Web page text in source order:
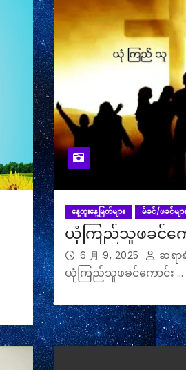
နေ့ထူးနေ့မြတ်များ မိခင်/ဖခင်မျာ
ယုံကြည်သူဖခင်ကေ
6 月 9, 2025 ဆရာ
ယုံကြည်သူဖခင်ကောင်း …